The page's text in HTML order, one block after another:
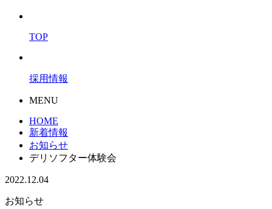
TOP
採用情報
MENU
HOME
新着情報
お知らせ
デリソフター体験会
2022.12.04
お知らせ